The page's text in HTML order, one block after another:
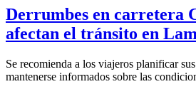
Derrumbes en carretera
afectan el tránsito en
Se recomienda a los viajeros planificar
mantenerse informados sobre las